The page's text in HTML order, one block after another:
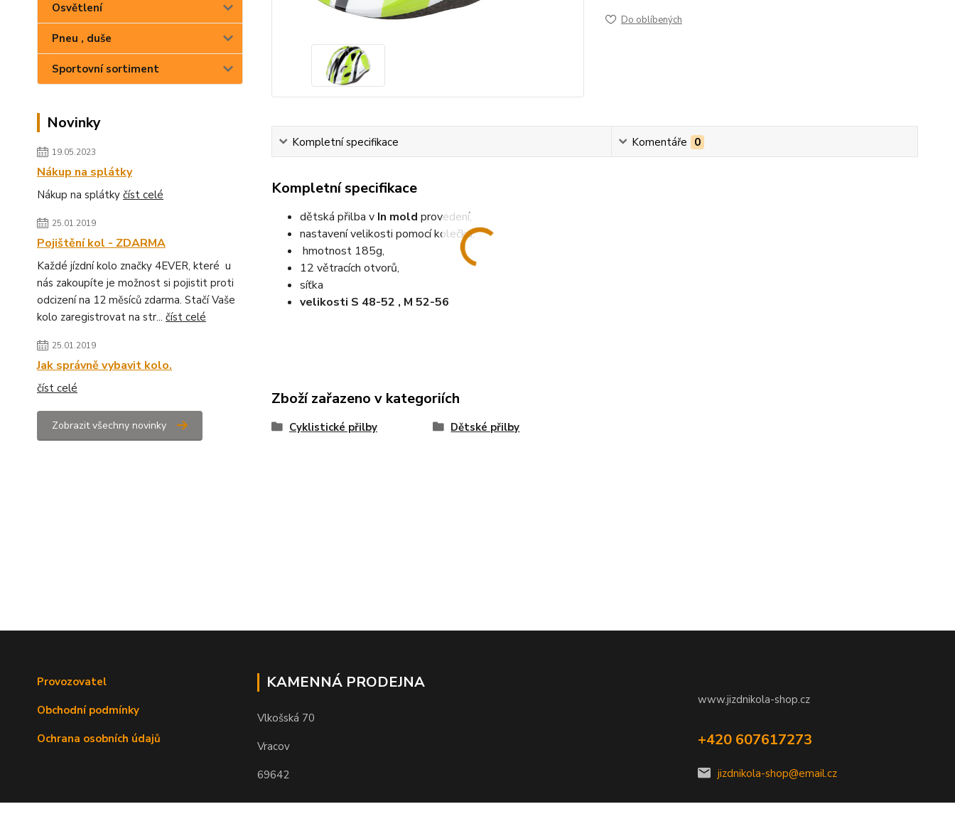
Osvětlení
Pneu , duše
Sportovní sortiment
Novinky
19.05.2023
Nákup na splátky
Nákup na splátky číst celé
25.01.2019
Pojištění kol - ZDARMA
Každé jízdní kolo značky 4EVER, které u
nás zakoupíte je možnost si pojistit proti
odcizení na 12 měsíců zdarma. Stačí Vaše
kolo zaregistrovat na str... číst celé
25.01.2019
Jak správně vybavit kolo.
číst celé
Zobrazit všechny novinky
Do oblíbených
Kompletní specifikace Komentáře 0
Kompletní specifikace
dětská přilba v In mold provedení,
nastavení velikosti pomocí kolečka,
hmotnost 185g,
12 větracích otvorů,
síťka
velikosti S 48-52 , M 52-56
Zboží zařazeno v kategoriích
Cyklistické přilby Dětské přilby
Provozovatel
Obchodní podmínky
Ochrana osobních údajů
KAMENNÁ PRODEJNA
Vlkošská 70
Vracov
69642
www.jizdnikola-shop.cz
+420 607617273
jizdnikola-shop@email.cz